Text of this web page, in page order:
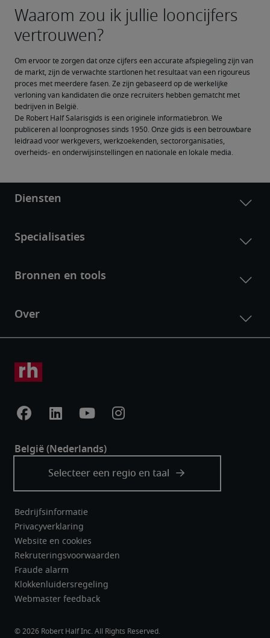
Om ervoor te zorgen dat onze cijfers een accurate afspiegeling zijn van
de markt, zijn de verwachte startlonen het resultaat van een rigoureus
proces met meerdere fasen. Ze zijn gebaseerd op de werkelijke
verloning van kandidaten die onze recruiters hebben gematcht met
bedrijven in België.
De Robert Half Salarisgids is een originele informatiebron. We
publiceren al loonprognoses sinds 1950. Onze gids is een betrouwbare
leidraad voor werkgevers, werkzoekenden, sectororganisaties,
overheids- en onderwijsinstellingen en nationale en lokale media.
Bedrijfsinformatie
Privacyverklaring
Website en cookies
Rekruteringsvoorwaarden
Fraude alarm
Klokkenluidersregeling
Webmaster feedback